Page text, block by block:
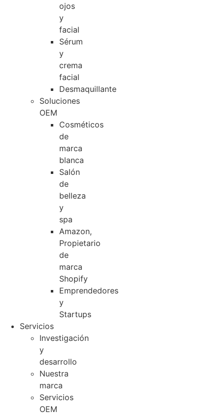
ojos
y
facial
Sérum
y
crema
facial
Desmaquillante
Soluciones
OEM
Cosméticos
de
marca
blanca
Salón
de
belleza
y
spa
Amazon,
Propietario
de
marca
Shopify
Emprendedores
y
Startups
Servicios
Investigación
y
desarrollo
Nuestra
marca
Servicios
OEM